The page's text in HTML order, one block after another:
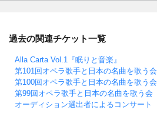
過去の関連チケット一覧
Alla Carta Vol.1『眠りと音楽』
第101回オペラ歌手と日本の名曲を歌う会
第100回オペラ歌手と日本の名曲を歌う会
第99回オペラ歌手と日本の名曲を歌う会
オーディション選出者によるコンサート